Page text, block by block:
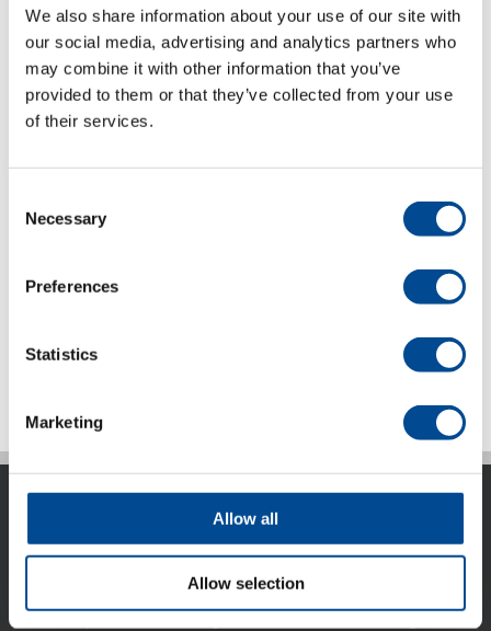
We also share information about your use of our site with
our social media, advertising and analytics partners who
may combine it with other information that you’ve
provided to them or that they’ve collected from your use
of their services.
Selection
Necessary
Preferences
Statistics
Marketing
Allow all
Allow selection